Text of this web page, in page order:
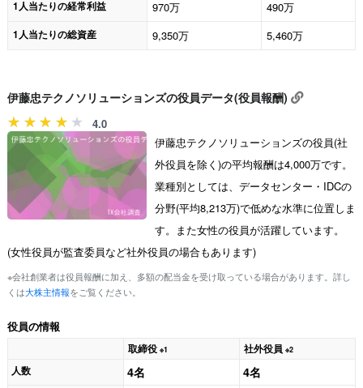
1人当たりの経常利益 970万 490万
1人当たりの総資産 9,350万 5,460万
伊藤忠テクノソリューションズの役員データ(役員報酬)
4.0
伊藤忠テクノソリューションズの役員(社
外役員を除く)の平均報酬は4,000万です。
業種別としては、データセンター・IDCの
分野(平均8,213万)で低めな水準に位置しま
す。また女性の役員が活躍しています。
(女性役員が監査委員など社外役員の場合もあります)
※会社創業者は役員報酬に加え、多額の配当金を受け取っている場合があります。詳し
くは大株主情報をご覧ください。
役員の情報
取締役 ※1 社外役員 ※2
人数 4名 4名